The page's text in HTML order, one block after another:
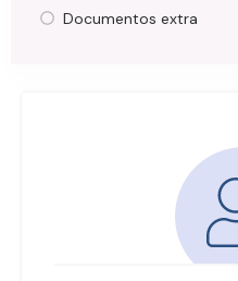
Documentos extra